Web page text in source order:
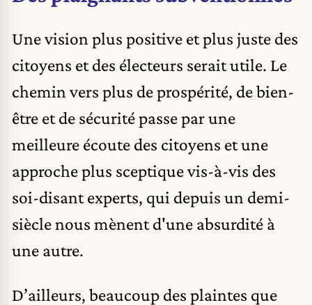
Une vision plus positive et plus juste des
citoyens et des électeurs serait utile. Le
chemin vers plus de prospérité, de bien-
être et de sécurité passe par une
meilleure écoute des citoyens et une
approche plus sceptique vis-à-vis des
soi-disant experts, qui depuis un demi-
siècle nous mènent d'une absurdité à
une autre.
D’ailleurs, beaucoup des plaintes que